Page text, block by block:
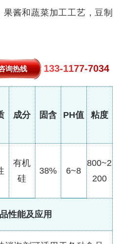
酱和蔬菜加工工艺，豆制
询热线 133-1177-7034
成分 固含 PH值 粘度
有机
硅
38% 6~8
800~2
200
性能及应用